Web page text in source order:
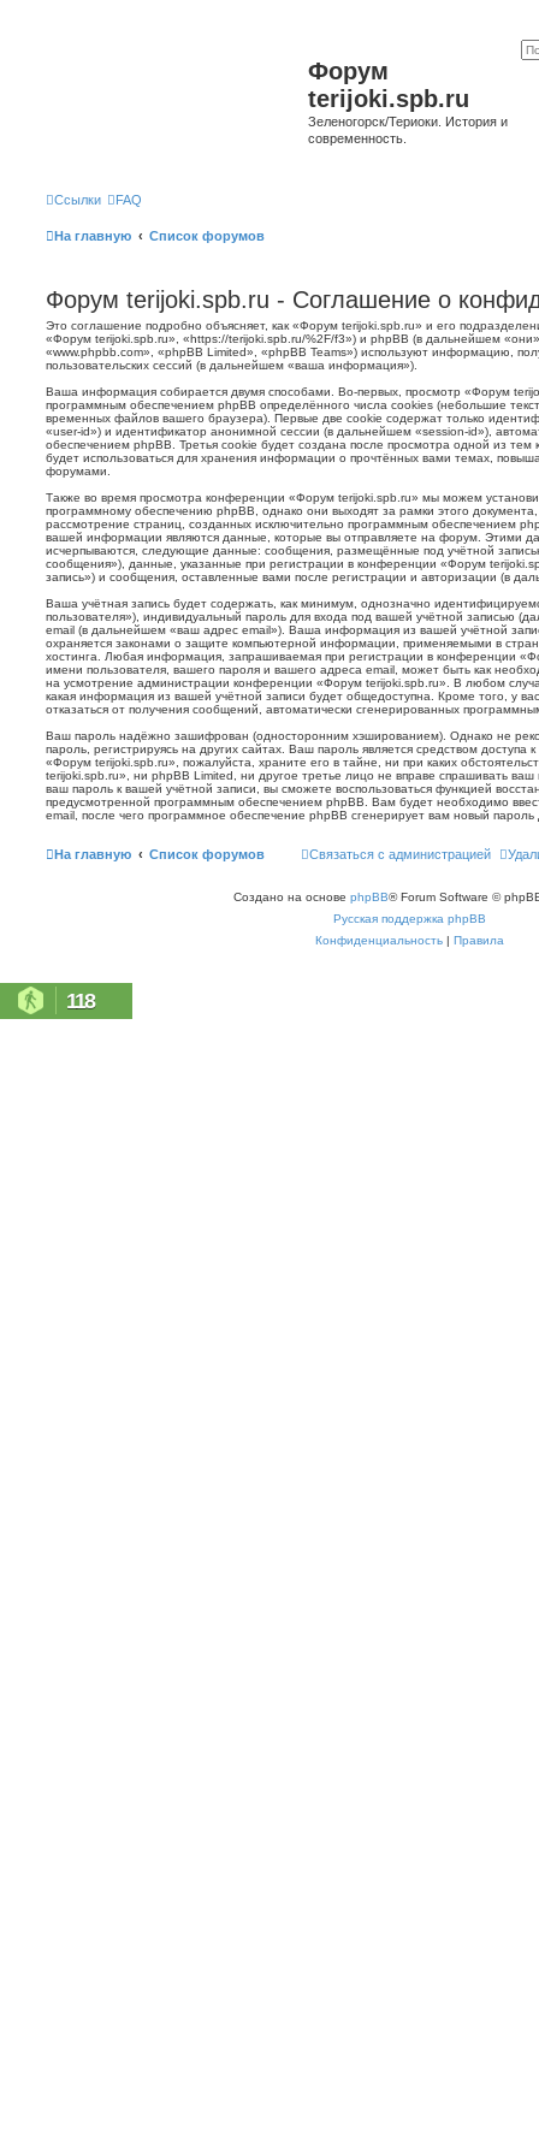
Форум
terijoki.spb.ru
Зеленогорск/Териоки. История и
современность.
Ссылки FAQ
На главную Список форумов
Форум terijoki.spb.ru - Соглашение о
Это соглашение подробно объясняет, как «Форум terijoki.spb.ru» и его
«Форум terijoki.spb.ru», «https://terijoki.spb.ru/%2F/f3») и phpBB (в дальнейшем
«www.phpbb.com», «phpBB Limited», «phpBB Teams») используют информацию,
пользовательских сессий (в дальнейшем «ваша информация»).
Ваша информация собирается двумя способами. Во-первых, просмотр «Форум
программным обеспечением phpBB определённого числа cookies (небольшие
временных файлов вашего браузера). Первые две cookie содержат только
«user-id») и идентификатор анонимной сессии (в дальнейшем «session-id»),
обеспечением phpBB. Третья cookie будет создана после просмотра одной из
будет использоваться для хранения информации о прочтённых вами темах,
форумами.
Также во время просмотра конференции «Форум terijoki.spb.ru» мы можем
программному обеспечению phpBB, однако они выходят за рамки этого документа,
рассмотрение страниц, созданных исключительно программным обеспечением
вашей информации являются данные, которые вы отправляете на форум. Этими
исчерпываются, следующие данные: сообщения, размещённые под учётной
сообщения»), данные, указанные при регистрации в конференции «Форум
запись») и сообщения, оставленные вами после регистрации и авторизации (в
Ваша учётная запись будет содержать, как минимум, однозначно
пользователя»), индивидуальный пароль для входа под вашей учётной записью
email (в дальнейшем «ваш адрес email»). Ваша информация из вашей учётной
охраняется законами о защите компьютерной информации, применяемыми в
хостинга. Любая информация, запрашиваемая при регистрации в конференции
имени пользователя, вашего пароля и вашего адреса email, может быть как
на усмотрение администрации конференции «Форум terijoki.spb.ru». В любом
какая информация из вашей учётной записи будет общедоступна. Кроме того, у
отказаться от получения сообщений, автоматически сгенерированных
Ваш пароль надёжно зашифрован (односторонним хэшированием). Однако не
пароль, регистрируясь на других сайтах. Ваш пароль является средством
«Форум terijoki.spb.ru», пожалуйста, храните его в тайне, ни при каких
terijoki.spb.ru», ни phpBB Limited, ни другое третье лицо не вправе спрашивать
ваш пароль к вашей учётной записи, вы сможете воспользоваться функцией
предусмотренной программным обеспечением phpBB. Вам будет необходимо
email, после чего программное обеспечение phpBB сгенерирует вам новый
На главную Список форумов Связаться с администрацией
Создано на основе phpBB® Forum Software ©
Русская поддержка phpBB
Конфиденциальность | Правила
118